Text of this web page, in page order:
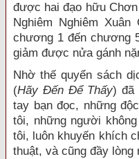
được hai đạo hữu
Nghiêm Nghiêm
chương 1 đến chương
giảm được nửa gánh
Nhờ thế quyển sách
(Hãy Đến Để Thấy) đã
tay bạn đọc, những
tôi, những người
tôi, luôn khuyến khích
thuật, và cũng đầy lòng